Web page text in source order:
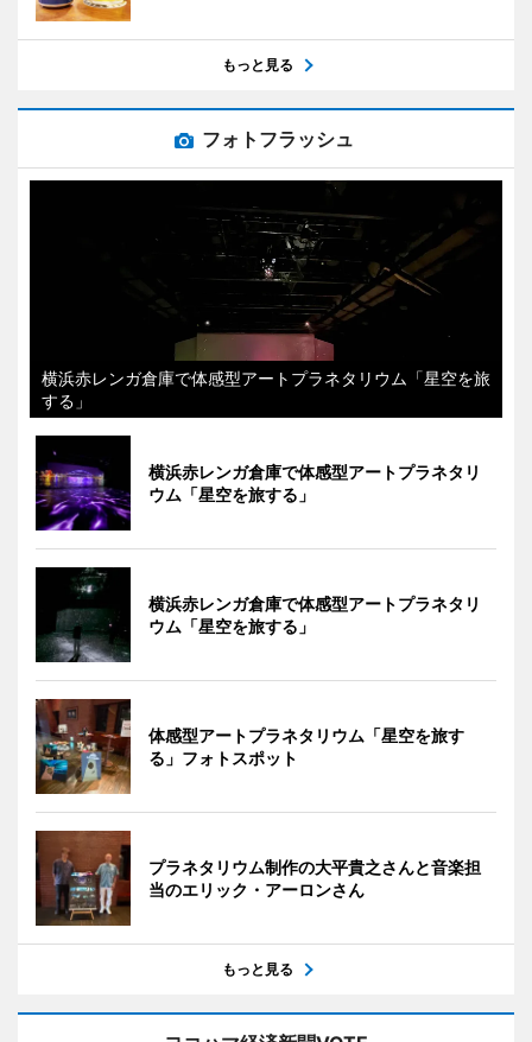
もっと見る
フォトフラッシュ
横浜赤レンガ倉庫で体感型アートプラネタリウム「星空を旅
する」
横浜赤レンガ倉庫で体感型アートプラネタリ
ウム「星空を旅する」
横浜赤レンガ倉庫で体感型アートプラネタリ
ウム「星空を旅する」
体感型アートプラネタリウム「星空を旅す
る」フォトスポット
プラネタリウム制作の大平貴之さんと音楽担
当のエリック・アーロンさん
もっと見る